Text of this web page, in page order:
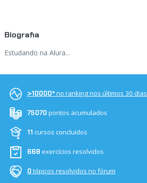
Biografia
Estudando na Alura...
>10000ºno ranking nos últimos 30 dias
75070 pontos acumulados
11 cursos concluídos
668 exercícios resolvidos
0 tópicos resolvidos no fórum